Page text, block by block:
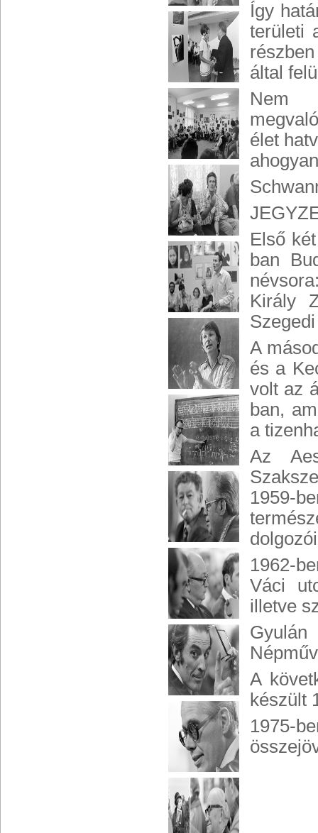
Így
területi
által
Nem
élet
Első
ban
Király
A
és a
volt az
ban,
a
Az
1959-
1962-
Váci
illetve
A
készült
1975-